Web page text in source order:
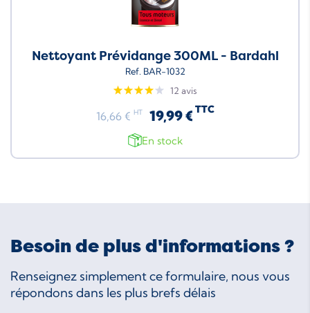
Nettoyant Prévidange 300ML - Bardahl
Ref. BAR-1032
12 avis
16,66 € HT 19,99 € TTC
En stock
Besoin de plus d'informations ?
Renseignez simplement ce formulaire, nous vous
répondons dans les plus brefs délais